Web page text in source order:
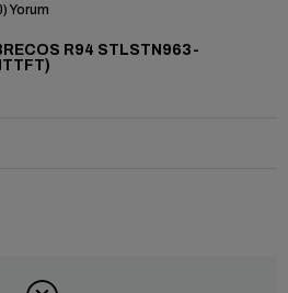
R94 STLSTN963-